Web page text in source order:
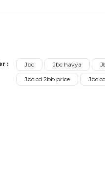
Ürün resmi kalitesiz, bozuk veya
Ürün açıklamasında eksik bilgiler
: Jbc Jbc havya
Jbc cd 2bb price
Jbc